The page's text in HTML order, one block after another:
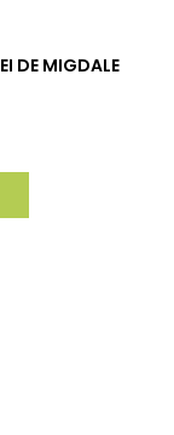
DE MIGDALE